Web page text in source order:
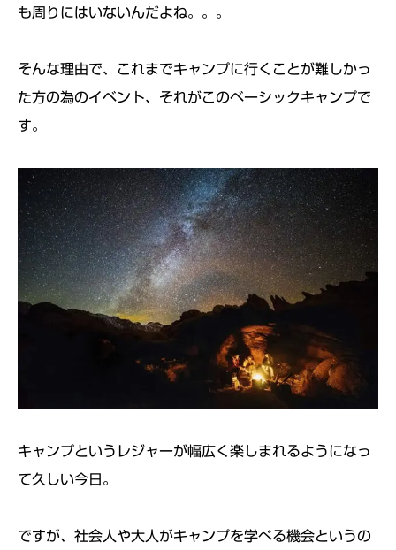
も周りにはいないんだよね。。。
そんな理由で、これまでキャンプに行くことが難しかっ
た方の為のイベント、それがこのベーシックキャンプで
す。
キャンプというレジャーが幅広く楽しまれるようになっ
て久しい今日。
ですが、社会人や大人がキャンプを学べる機会というの